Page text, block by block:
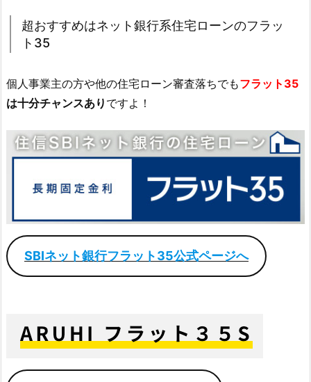
超おすすめはネット銀行系住宅ローンのフラッ
ト35
個人事業主の方や他の住宅ローン審査落ちでもフラット35
は十分チャンスあり ですよ！
SBIネット銀行フラット35公式ページへ